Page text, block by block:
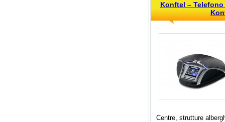
Konftel –
Centre, strutture